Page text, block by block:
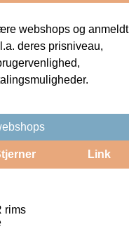
webshops og anmeldt
deres prisniveau,
Link
rims